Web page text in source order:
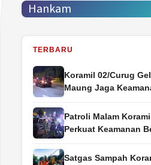
Hankam
TERBARU
Koramil 02/Curug
Maung Jaga
Patroli Malam
Perkuat Keamanan
Satgas Sampah